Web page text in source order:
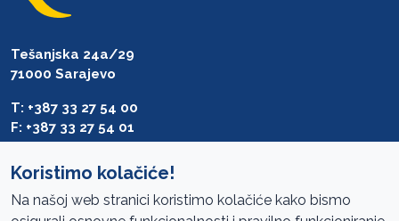
Tešanjska 24a/29
71000 Sarajevo
T: +387 33 27 54 00
F: +387 33 27 54 01
Koristimo kolačiće!
Na našoj web stranici koristimo kolačiće kako bismo